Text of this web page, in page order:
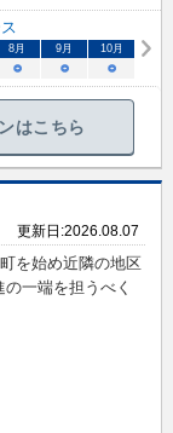
8月 9月 10月
○ ○ ○
はこちら
更新日:2026.08.07
を始め近隣の地区
一端を担うべく